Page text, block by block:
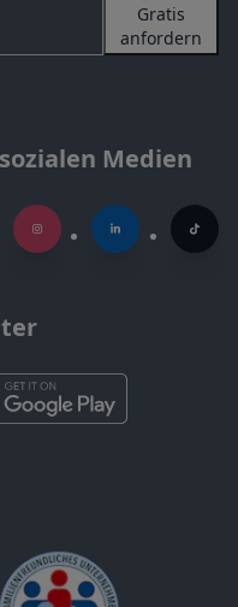
Gratis
anfordern
Medien